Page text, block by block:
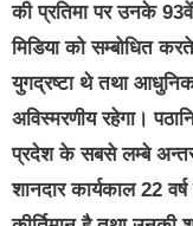
की प्रतिमा पर उनके
मिडिया को सम्बोधित
युगद्रष्टा थे तथा
अविस्मरणीय रहेगा।
प्रदेश के सबसे लम्बे
शानदार कार्यकाल 22